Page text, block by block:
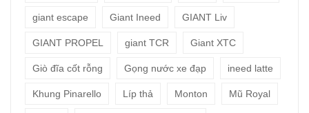
giant escape Giant Ineed GIANT Liv
GIANT PROPEL giant TCR Giant XTC
Giò đĩa cốt rỗng Gọng nước xe đạp ineed latte
Khung Pinarello Líp thả Monton Mũ Royal